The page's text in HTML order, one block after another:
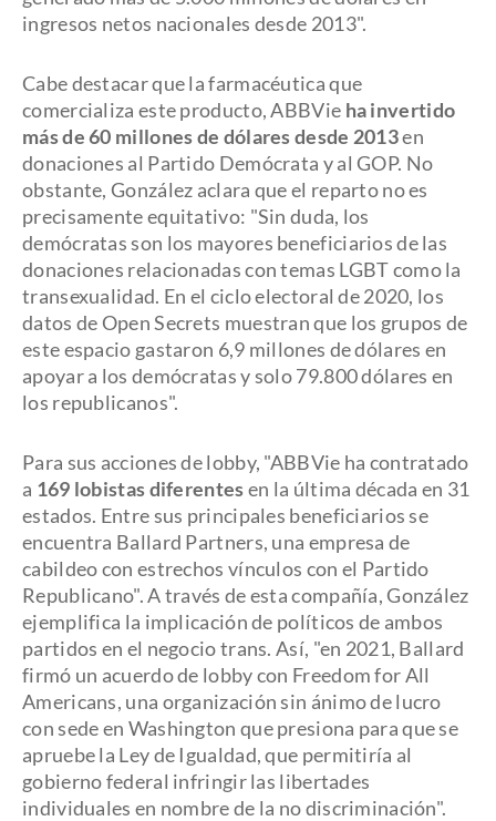
ingresos netos nacionales desde 2013".
Cabe destacar que la farmacéutica que
comercializa este producto, ABBVie ha invertido
más de 60 millones de dólares desde 2013en
donaciones al Partido Demócrata y al GOP. No
obstante, González aclara que el reparto no es
precisamente equitativo: "Sin duda, los
demócratas son los mayores beneficiarios de las
donaciones relacionadas con temas LGBT como la
transexualidad. En el ciclo electoral de 2020, los
datos de Open Secrets muestran que los grupos de
este espacio gastaron 6,9 millones de dólares en
apoyar a los demócratas y solo 79.800 dólares en
los republicanos".
Para sus acciones de lobby, "ABBVie ha contratado
a 169 lobistas diferentesen la última década en 31
estados. Entre sus principales beneficiarios se
encuentra Ballard Partners, una empresa de
cabildeo con estrechos vínculos con el Partido
Republicano". A través de esta compañía, González
ejemplifica la implicación de políticos de ambos
partidos en el negocio trans. Así, "en 2021, Ballard
firmó un acuerdo de lobby con Freedom for All
Americans, una organización sin ánimo de lucro
con sede en Washington que presiona para que se
apruebe la Ley de Igualdad, que permitiría al
gobierno federal infringir las libertades
individuales en nombre de la no discriminación".